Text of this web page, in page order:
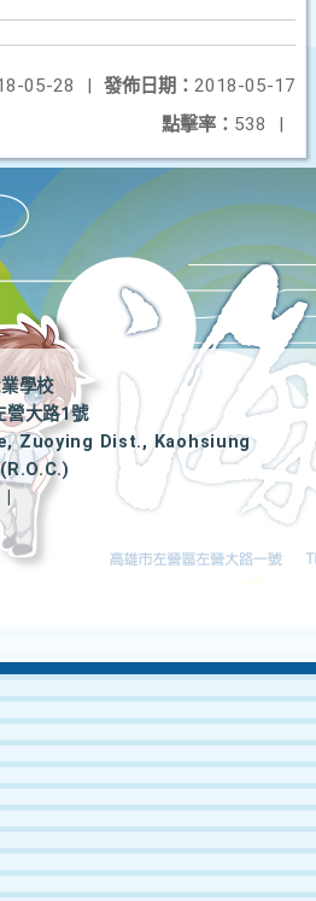
發佈日期： 2018-05-17
05-28
|
點擊率： 538 |
學校
營大路1號
Zuoying Dist., Kaohsiung
|